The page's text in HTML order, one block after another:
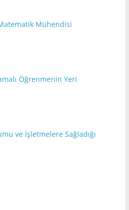
Mühendisi
Öğrenmenin Yeri
ve İşletmelere Sağladığı